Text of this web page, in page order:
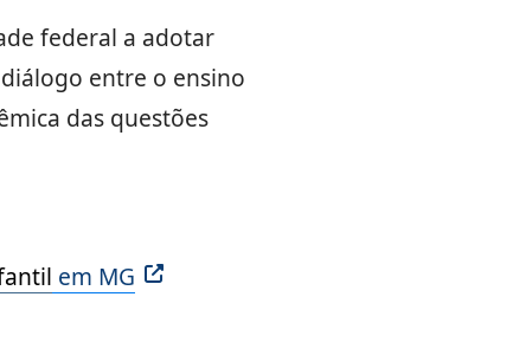
federal a adotar
entre o ensino
das questões
em MG